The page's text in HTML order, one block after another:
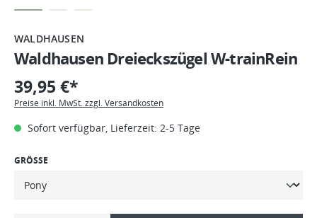
WALDHAUSEN
Waldhausen Dreieckszügel W-trainRein
39,95 €*
Preise inkl. MwSt. zzgl. Versandkosten
Sofort verfügbar, Lieferzeit: 2-5 Tage
GRÖSSE